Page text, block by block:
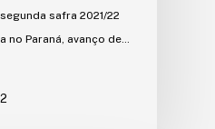
safra 2021/22
no Paraná, avanço de…